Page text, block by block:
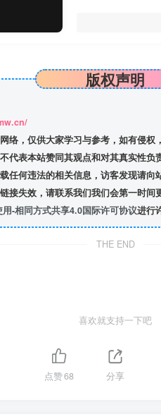
版权声明
络，仅供大家学习与参考，如有侵权
代表本站赞同其观点和对其真实性负
任何违法的相关信息，访客发现请向
接失效，请联系我们我们会第一时间
-相同方式共享4.0国际许可协议进行
THE END
喜欢就支持一下吧
点赞68 分享